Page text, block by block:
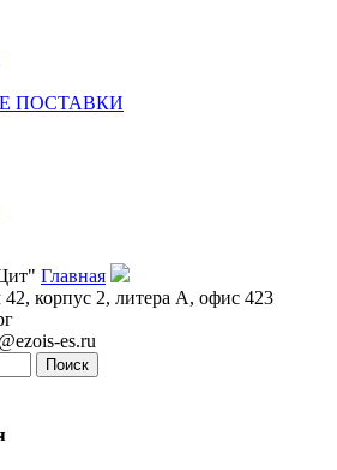
ПОСТАВКИ
Главная
корпус 2, литера А, офис 423
es.ru
Поиск